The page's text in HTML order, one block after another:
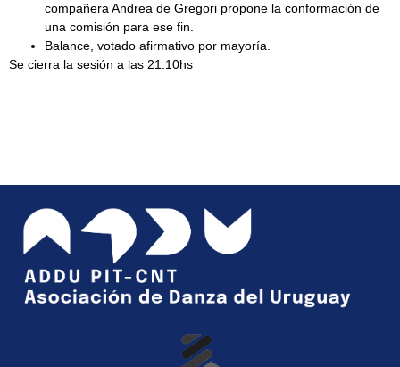
compañera Andrea de Gregori propone la conformación de
una comisión para ese fin.
Balance, votado afirmativo por mayoría.
Se cierra la sesión a las 21:10hs